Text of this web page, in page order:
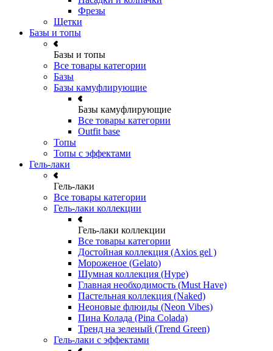
Фрезы
Щетки
Базы и топы
Базы и топы
Все товары категории
Базы
Базы камуфлирующие
Базы камуфлирующие
Все товары категории
Outfit base
Топы
Топы с эффектами
Гель-лаки
Гель-лаки
Все товары категории
Гель-лаки коллекции
Гель-лаки коллекции
Все товары категории
Достойная коллекция (Axios gel )
Мороженое (Gelato)
Шумная коллекция (Hype)
Главная необходимость (Must Have)
Пастельная коллекция (Naked)
Неоновые флюиды (Neon Vibes)
Пина Колада (Pina Colada)
Тренд на зеленый (Trend Green)
Гель-лаки с эффектами